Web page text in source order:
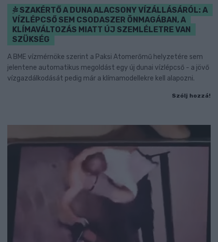
SZAKÉRTŐ A DUNA ALACSONY VÍZÁLLÁSÁRÓL: A
VÍZLÉPCSŐ SEM CSODASZER ÖNMAGÁBAN, A
KLÍMAVÁLTOZÁS MIATT ÚJ SZEMLÉLETRE VAN
SZÜKSÉG
A BME vízmérnöke szerint a Paksi Atomerőmű helyzetére sem
jelentene automatikus megoldást egy új dunai vízlépcső - a jövő
vízgazdálkodását pedig már a klímamodellekre kell alapozni.
Szólj hozzá!